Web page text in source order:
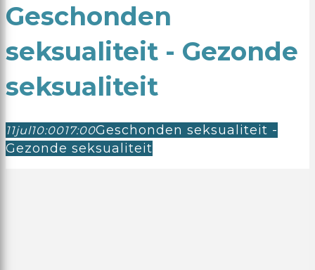
Geschonden
seksualiteit - Gezonde
seksualiteit
11jul10:0017:00Geschonden seksualiteit -
Gezonde seksualiteit